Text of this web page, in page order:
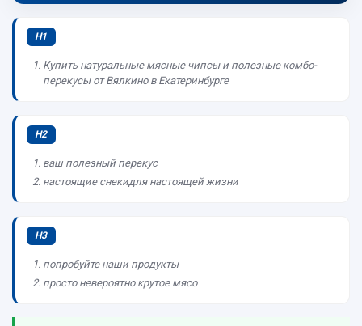
H1
Купить натуральные мясные чипсы и полезные комбо-
перекусы от Вялкино в Екатеринбурге
H2
ваш полезный перекус
настоящие снекидля настоящей жизни
H3
попробуйте наши продукты
просто невероятно крутое мясо